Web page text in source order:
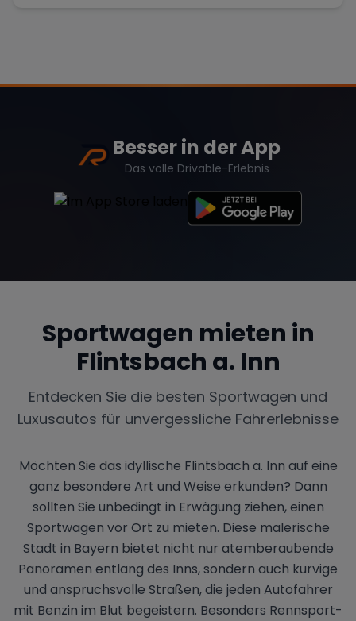
Besser in der App
Das volle Drivable-Erlebnis
Sportwagen mieten in
Flintsbach a. Inn
Entdecken Sie die besten Sportwagen und
Luxusautos für unvergessliche Fahrerlebnisse
Möchten Sie das idyllische Flintsbach a. Inn auf eine
ganz besondere Art und Weise erkunden? Dann
sollten Sie unbedingt in Erwägung ziehen, einen
Sportwagen vor Ort zu mieten. Diese malerische
Stadt in Bayern bietet nicht nur atemberaubende
Panoramen entlang des Inns, sondern auch kurvige
und anspruchsvolle Straßen, die jeden Autofahrer
mit Benzin im Blut begeistern. Besonders Rennsport-